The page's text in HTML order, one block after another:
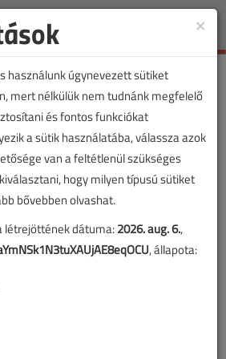
Toggle
×
használunk úgynevezett sütiket
mert nélkülük nem tudnánk megfelelő
és fontos funkciókat
a sütik használatába, válassza azok
van a feltétlenül szükséges
hogy milyen típusú sütiket
bővebben olvashat.
létrejöttének dátuma:2026. aug. 6.,
, állapota: